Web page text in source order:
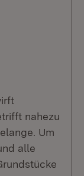
nahezu
Um
alle